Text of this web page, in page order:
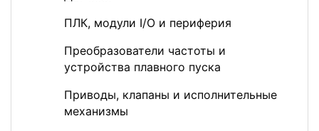
ПЛК, модули I/O и периферия
Преобразователи частоты и
устройства плавного пуска
Приводы, клапаны и исполнительные
механизмы